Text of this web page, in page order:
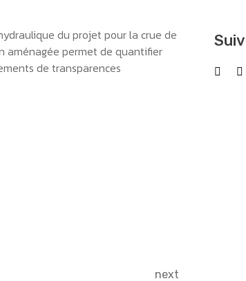
du projet pour la crue de
aménagée permet de quantifier
de transparences
next